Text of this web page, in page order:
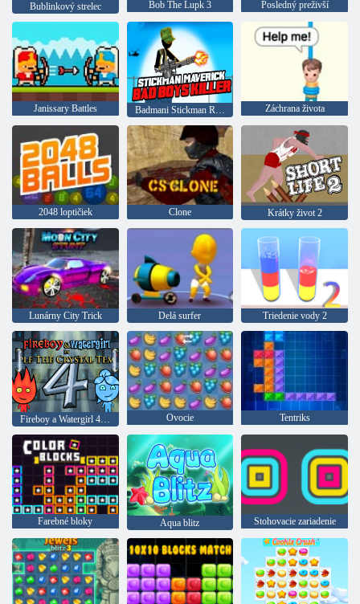
Bublinkový strelec Bob The Lupk 3 Posledný preživší
Janissary Battles Záchrana života
2048 loptičiek Clone Krátky život 2
Lunárny City Trick Delá surfer Triedenie vody 2
Ovocie Tentriks
Farebné bloky Aqua blitz Stohovacie zariadenie